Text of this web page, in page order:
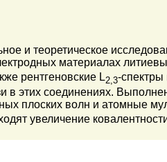
и теоретическое
материалах
рентгеновские L2,3-спектры
в этих соединениях.
плоских волн и атомные
увеличение